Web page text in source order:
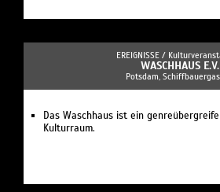
EREIGNISSE /
WASCHHAUS E.V.
Potsdam,
Das Waschhaus ist ein
Kulturraum.